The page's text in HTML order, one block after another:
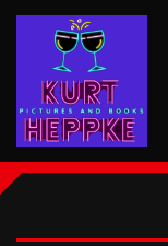
Inhalt
springen